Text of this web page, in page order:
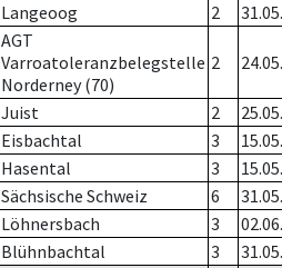
Langeoog 2 31.05.
AGT
Varroatoleranzbelegstelle
Norderney (70)
2 24.05.
Juist 2 25.05.
Eisbachtal 3 15.05.
Hasental 3 15.05.
Sächsische Schweiz 6 31.05.
Löhnersbach 3 02.06.
Blühnbachtal 3 31.05.